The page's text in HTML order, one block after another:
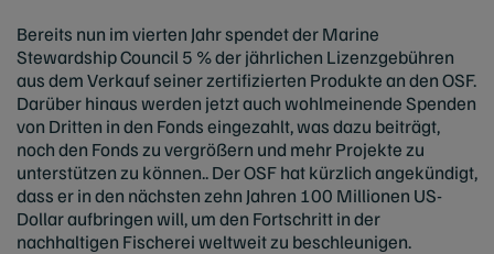
Bereits nun im vierten Jahr spendet der Marine
Stewardship Council 5 % der jährlichen Lizenzgebühren
aus dem Verkauf seiner zertifizierten Produkte an den OSF.
Darüber hinaus werden jetzt auch wohlmeinende Spenden
von Dritten in den Fonds eingezahlt, was dazu beiträgt,
noch den Fonds zu vergrößern und mehr Projekte zu
unterstützen zu können.. Der OSF hat kürzlich angekündigt,
dass er in den nächsten zehn Jahren 100 Millionen US-
Dollar aufbringen will, um den Fortschritt in der
nachhaltigen Fischerei weltweit zu beschleunigen.